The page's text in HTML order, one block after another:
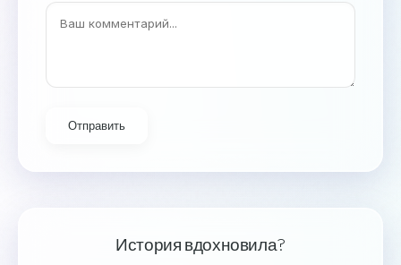
Отправить
История вдохновила?